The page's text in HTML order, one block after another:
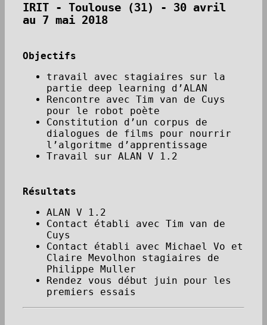
IRIT - Toulouse (31) - 30 avril
au 7 mai 2018
Objectifs
travail avec stagiaires sur la
partie deep learning d’ALAN
Rencontre avec Tim van de Cuys
pour le robot poète
Constitution d’un corpus de
dialogues de films pour nourrir
l’algoritme d’apprentissage
Travail sur ALAN V 1.2
Résultats
ALAN V 1.2
Contact établi avec Tim van de
Cuys
Contact établi avec Michael Vo et
Claire Mevolhon stagiaires de
Philippe Muller
Rendez vous début juin pour les
premiers essais